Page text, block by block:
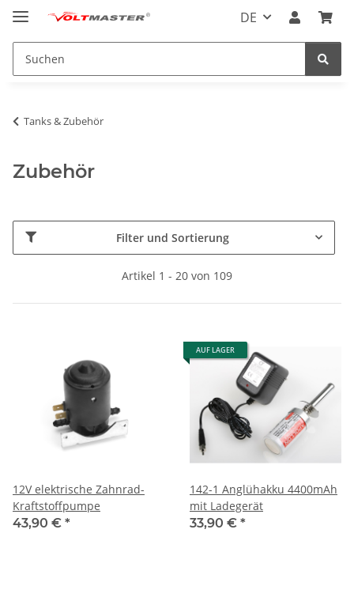
DE
Tanks & Zubehör
Zubehör
Filter und Sortierung
Artikel 1 - 20 von 109
12V elektrische Zahnrad-
Kraftstoffpumpe
43,90 € *
AUF LAGER
142-1 Anglühakku 4400mAh
mit Ladegerät
33,90 € *